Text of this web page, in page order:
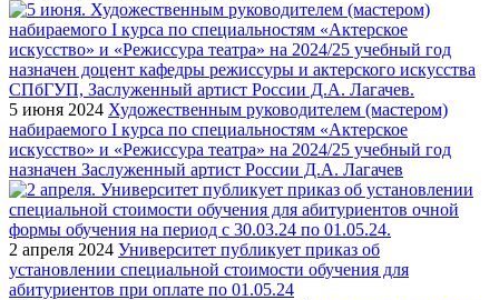
5 июня 2024 Художественным руководителем (мастером)
набираемого I курса по специальностям «Актерское
искусство» и «Режиссура театра» на 2024/25 учебный год
назначен Заслуженный артист России Д.А. Лагачев
2 апреля 2024 Университет публикует приказ об
установлении специальной стоимости обучения для
абитуриентов при оплате по 01.05.24